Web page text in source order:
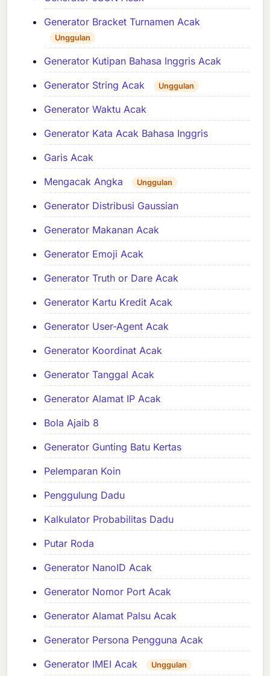
Generator Bracket Turnamen Acak
Unggulan
Generator Kutipan Bahasa Inggris Acak
Generator String Acak
Unggulan
Generator Waktu Acak
Generator Kata Acak Bahasa Inggris
Garis Acak
Mengacak Angka
Unggulan
Generator Distribusi Gaussian
Generator Makanan Acak
Generator Emoji Acak
Generator Truth or Dare Acak
Generator Kartu Kredit Acak
Generator User-Agent Acak
Generator Koordinat Acak
Generator Tanggal Acak
Generator Alamat IP Acak
Bola Ajaib 8
Generator Gunting Batu Kertas
Pelemparan Koin
Penggulung Dadu
Kalkulator Probabilitas Dadu
Putar Roda
Generator NanoID Acak
Generator Nomor Port Acak
Generator Alamat Palsu Acak
Generator Persona Pengguna Acak
Generator IMEI Acak
Unggulan